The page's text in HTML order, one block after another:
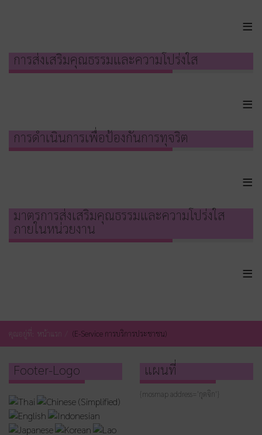
≡
การส่งเสริมคุณธรรมและความโปร่งใส
≡
การดำเนินการเพื่อป้องกันการทุจริต
≡
มาตรการส่งเสริมคุณธรรมและความโปร่งใส
ภายในหน่วยงาน
≡
คุณอยู่ที่: หน้าแรก (E-Service การบริการประชาชน)
Footer-Logo แผนที่
{mosmap address='กุดจิก'}